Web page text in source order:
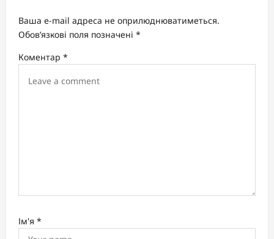
g
t
Ваша e-mail адреса не оприлюднюватиметься.
Обов’язкові поля позначені *
Коментар *
Ім'я *